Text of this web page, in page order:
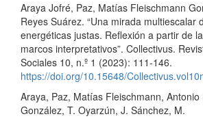
Araya Jofré, Paz, Matías Fleischmann
Reyes Suárez. “Una mirada multiescalar
energéticas justas. Reflexión a partir de
marcos interpretativos”. Collectivus.
Sociales 10, n.º 1 (2023): 111-146.
https://doi.org/10.15648/
Araya, Paz, Matías Fleischmann, Antonio
González, T. Oyarzún, J. Sánchez, M.